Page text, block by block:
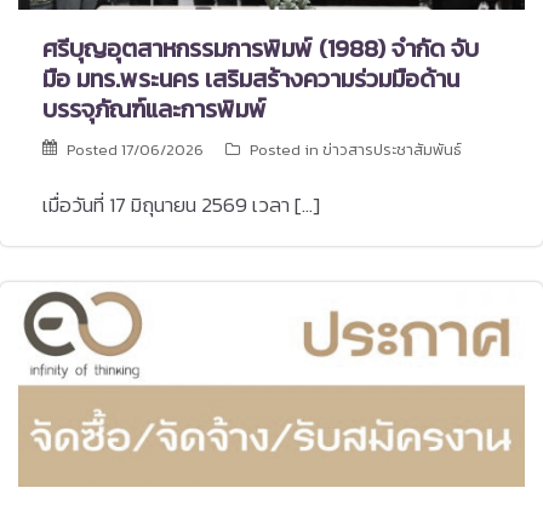
ศรีบุญอุตสาหกรรมการพิมพ์ (1988) จำกัด จับ
มือ มทร.พระนคร เสริมสร้างความร่วมมือด้าน
บรรจุภัณฑ์และการพิมพ์
Posted 17/06/2026 Posted in ข่าวสารประชาสัมพันธ์
เมื่อวันที่ 17 มิถุนายน 2569 เวลา […]